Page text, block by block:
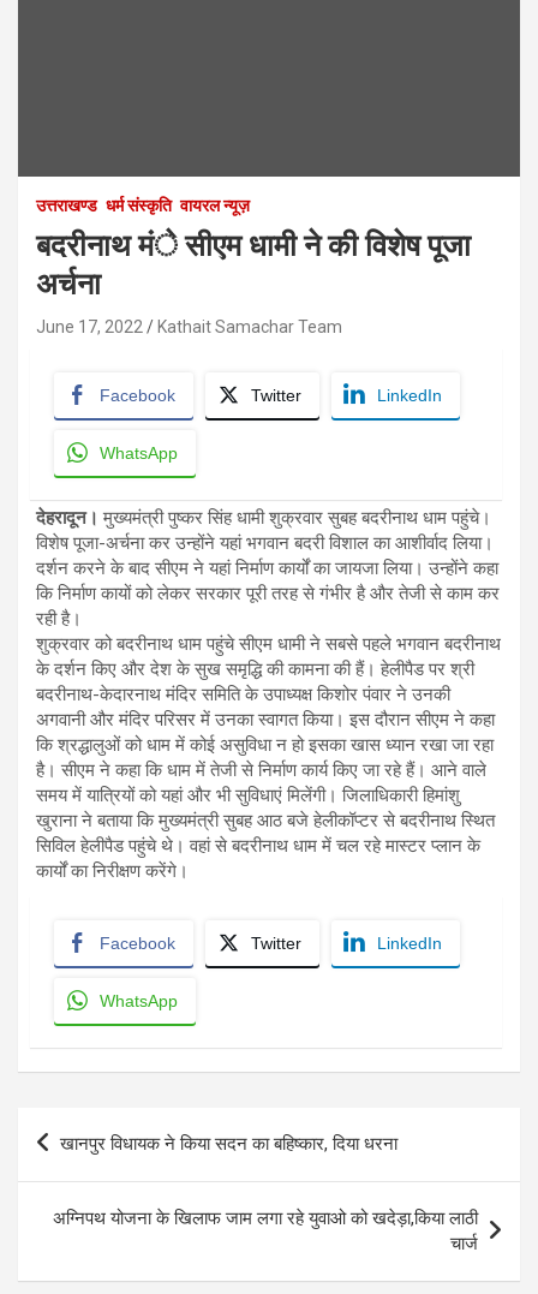
उत्तराखण्ड धर्म संस्कृति वायरल न्यूज़
बदरीनाथ मंे सीएम धामी ने की विशेष पूजा
अर्चना
June 17, 2022 Kathait Samachar Team
Facebook Twitter LinkedIn
WhatsApp
देहरादून। मुख्यमंत्री पुष्कर सिंह धामी शुक्रवार सुबह बदरीनाथ धाम पहुंचे।
विशेष पूजा-अर्चना कर उन्होंने यहां भगवान बदरी विशाल का आशीर्वाद लिया।
दर्शन करने के बाद सीएम ने यहां निर्माण कार्यों का जायजा लिया। उन्होंने कहा
कि निर्माण कायों को लेकर सरकार पूरी तरह से गंभीर है और तेजी से काम कर
रही है।
शुक्रवार को बदरीनाथ धाम पहुंचे सीएम धामी ने सबसे पहले भगवान बदरीनाथ
के दर्शन किए और देश के सुख समृद्धि की कामना की हैं। हेलीपैड पर श्री
बदरीनाथ-केदारनाथ मंदिर समिति के उपाध्यक्ष किशोर पंवार ने उनकी
अगवानी और मंदिर परिसर में उनका स्वागत किया। इस दौरान सीएम ने कहा
कि श्रद्धालुओं को धाम में कोई असुविधा न हो इसका खास ध्यान रखा जा रहा
है। सीएम ने कहा कि धाम में तेजी से निर्माण कार्य किए जा रहे हैं। आने वाले
समय में यात्रियों को यहां और भी सुविधाएं मिलेंगी। जिलाधिकारी हिमांशु
खुराना ने बताया कि मुख्यमंत्री सुबह आठ बजे हेलीकॉप्टर से बदरीनाथ स्थित
सिविल हेलीपैड पहुंचे थे। वहां से बदरीनाथ धाम में चल रहे मास्टर प्लान के
कार्यों का निरीक्षण करेंगे।
Facebook Twitter LinkedIn
WhatsApp
Post
navigation
खानपुर विधायक ने किया सदन का बहिष्कार, दिया धरना
अग्निपथ योजना के खिलाफ जाम लगा रहे युवाओ को खदेड़ा,किया लाठी
चार्ज